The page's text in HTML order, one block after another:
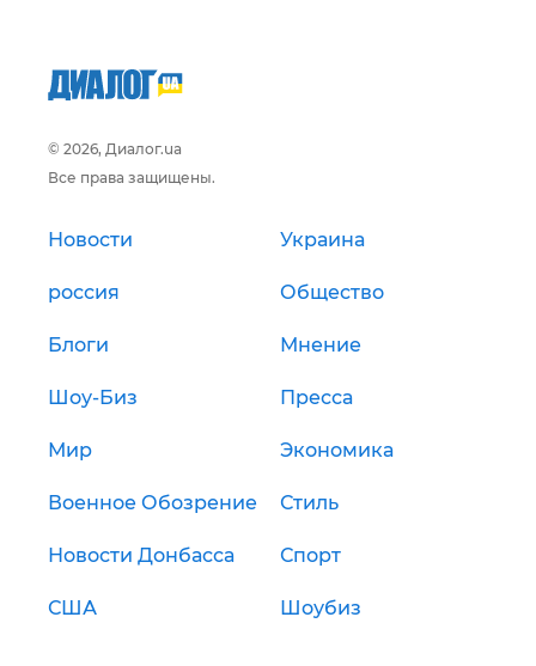
© 2026, Диалог.ua
Все права защищены.
Новости Украина
россия Общество
Блоги Мнение
Шоу-Биз Пресса
Мир Экономика
Военное Обозрение Стиль
Новости Донбасса Спорт
США Шоубиз